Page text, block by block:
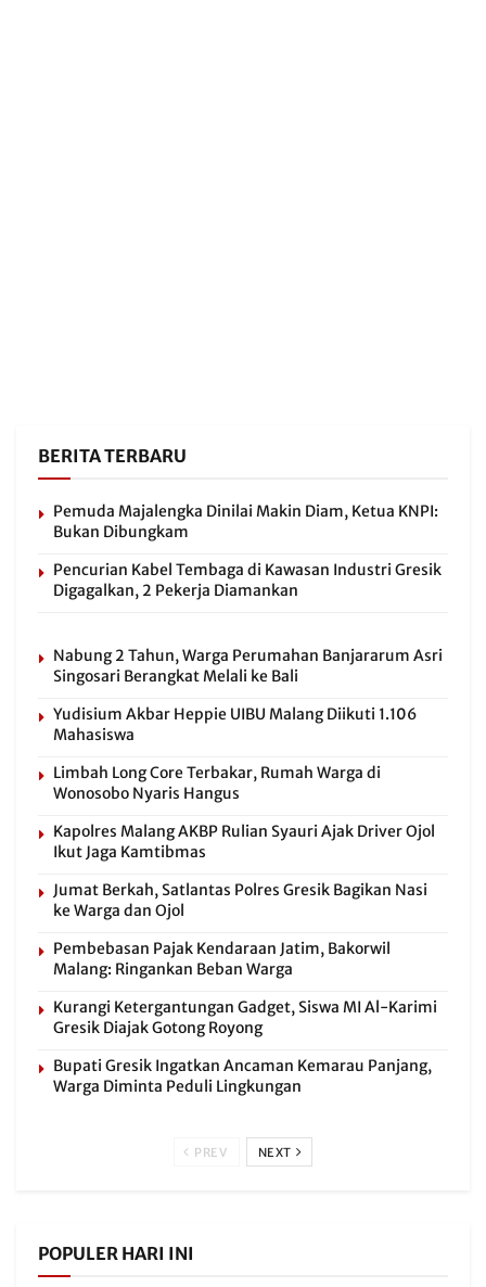
BERITA TERBARU
Pemuda Majalengka Dinilai Makin Diam, Ketua KNPI:
Bukan Dibungkam
Pencurian Kabel Tembaga di Kawasan Industri Gresik
Digagalkan, 2 Pekerja Diamankan
Nabung 2 Tahun, Warga Perumahan Banjararum Asri
Singosari Berangkat Melali ke Bali
Yudisium Akbar Heppie UIBU Malang Diikuti 1.106
Mahasiswa
Limbah Long Core Terbakar, Rumah Warga di
Wonosobo Nyaris Hangus
Kapolres Malang AKBP Rulian Syauri Ajak Driver Ojol
Ikut Jaga Kamtibmas
Jumat Berkah, Satlantas Polres Gresik Bagikan Nasi
ke Warga dan Ojol
Pembebasan Pajak Kendaraan Jatim, Bakorwil
Malang: Ringankan Beban Warga
Kurangi Ketergantungan Gadget, Siswa MI Al-Karimi
Gresik Diajak Gotong Royong
Bupati Gresik Ingatkan Ancaman Kemarau Panjang,
Warga Diminta Peduli Lingkungan
PREV NEXT
POPULER HARI INI